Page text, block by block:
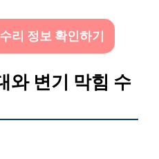
리 정보 확인하기
와 변기 막힘 수